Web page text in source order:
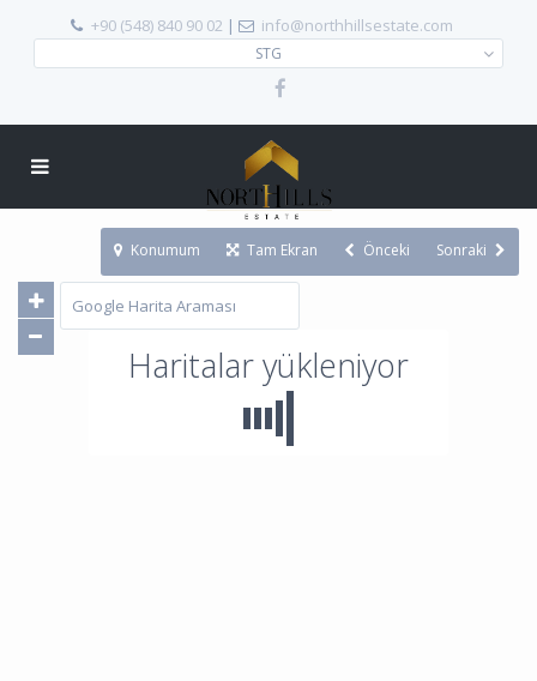
+90 (548) 840 90 02 | info@northhillsestate.com
STG
Haritalar yükleniyor
Konumum Tam Ekran Önceki Sonraki